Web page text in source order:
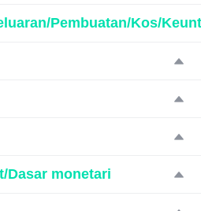
Pembuatan/Kos/
Dasar monetari